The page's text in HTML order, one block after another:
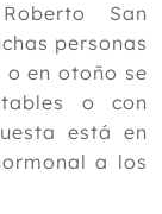
magnesio en
de
el
LA
San
personas
o en otoño se
o con
está en
a los